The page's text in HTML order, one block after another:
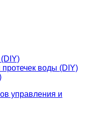
воды (DIY)
управления и